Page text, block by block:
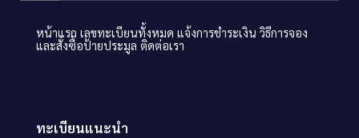
หน้าแรก เลขทะเบียนทั้งหมด แจ้งการชำระเงิน วิธีการจอง
และสั่งซื้อป้ายประมูล ติดต่อเรา
ทะเบียนแนะนำ